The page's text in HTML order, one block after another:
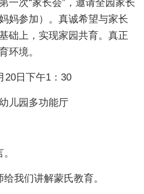
一次“家长会”，邀请全园家长
妈参加）。真诚希望与家长
础上，实现家园共育。真正
环境。
20日下午1：30
儿园多功能厅
我们讲解蒙氏教育。